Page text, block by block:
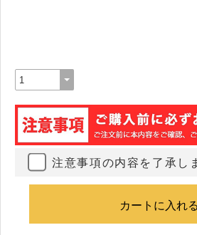
注意事項の内容を了承し